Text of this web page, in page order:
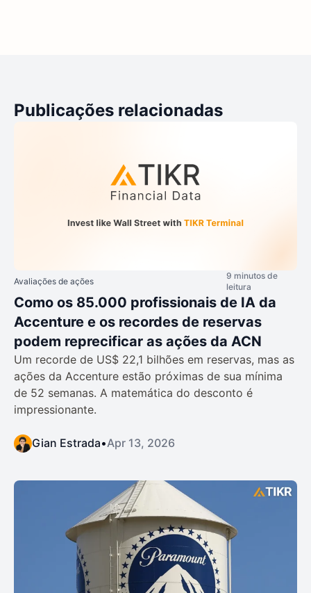
Publicações relacionadas
Avaliações de ações
9 minutos de
leitura
Como os 85.000 profissionais de IA da
Accenture e os recordes de reservas
podem reprecificar as ações da ACN
Um recorde de US$ 22,1 bilhões em reservas, mas as
ações da Accenture estão próximas de sua mínima
de 52 semanas. A matemática do desconto é
impressionante.
Gian Estrada•Apr 13, 2026